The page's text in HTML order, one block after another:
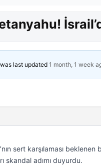
last updated 1 month, 1 week
sert karşılaması beklenen
skandal adımı duyurdu.